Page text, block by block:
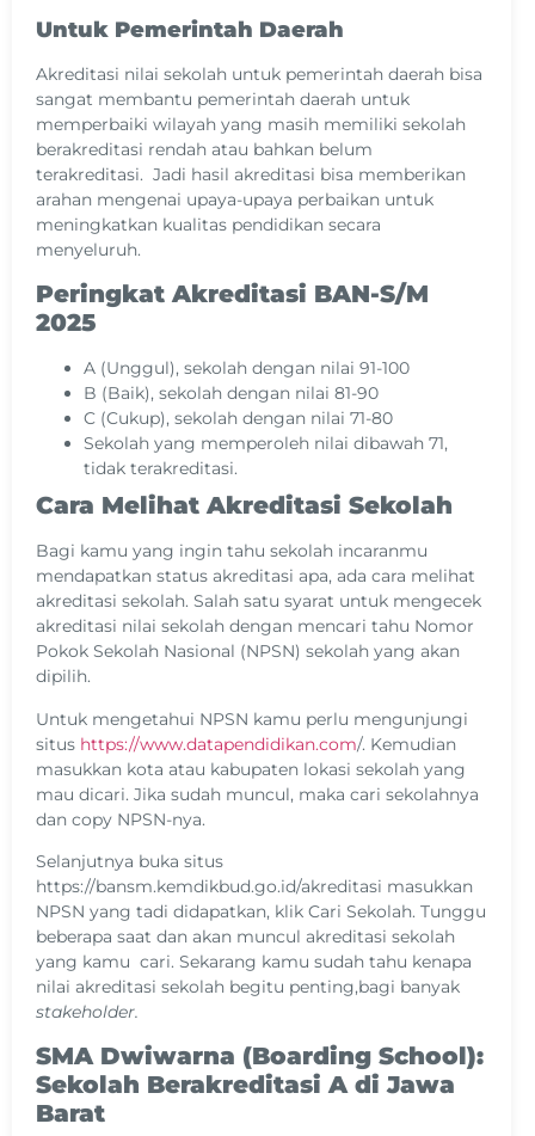
Untuk Pemerintah Daerah
Akreditasi nilai sekolah untuk pemerintah daerah bisa
sangat membantu pemerintah daerah untuk
memperbaiki wilayah yang masih memiliki sekolah
berakreditasi rendah atau bahkan belum
terakreditasi. Jadi hasil akreditasi bisa memberikan
arahan mengenai upaya-upaya perbaikan untuk
meningkatkan kualitas pendidikan secara
menyeluruh.
Peringkat Akreditasi BAN-S/M
2025
A (Unggul), sekolah dengan nilai 91-100
B (Baik), sekolah dengan nilai 81-90
C (Cukup), sekolah dengan nilai 71-80
Sekolah yang memperoleh nilai dibawah 71,
tidak terakreditasi.
Cara Melihat Akreditasi Sekolah
Bagi kamu yang ingin tahu sekolah incaranmu
mendapatkan status akreditasi apa, ada cara melihat
akreditasi sekolah. Salah satu syarat untuk mengecek
akreditasi nilai sekolah dengan mencari tahu Nomor
Pokok Sekolah Nasional (NPSN) sekolah yang akan
dipilih.
Untuk mengetahui NPSN kamu perlu mengunjungi
situs https://www.datapendidikan.com/. Kemudian
masukkan kota atau kabupaten lokasi sekolah yang
mau dicari. Jika sudah muncul, maka cari sekolahnya
dan copy NPSN-nya.
Selanjutnya buka situs
https://bansm.kemdikbud.go.id/akreditasi masukkan
NPSN yang tadi didapatkan, klik Cari Sekolah. Tunggu
beberapa saat dan akan muncul akreditasi sekolah
yang kamu cari. Sekarang kamu sudah tahu kenapa
nilai akreditasi sekolah begitu penting,bagi banyak
stakeholder.
SMA Dwiwarna (Boarding School):
Sekolah Berakreditasi A di Jawa
Barat